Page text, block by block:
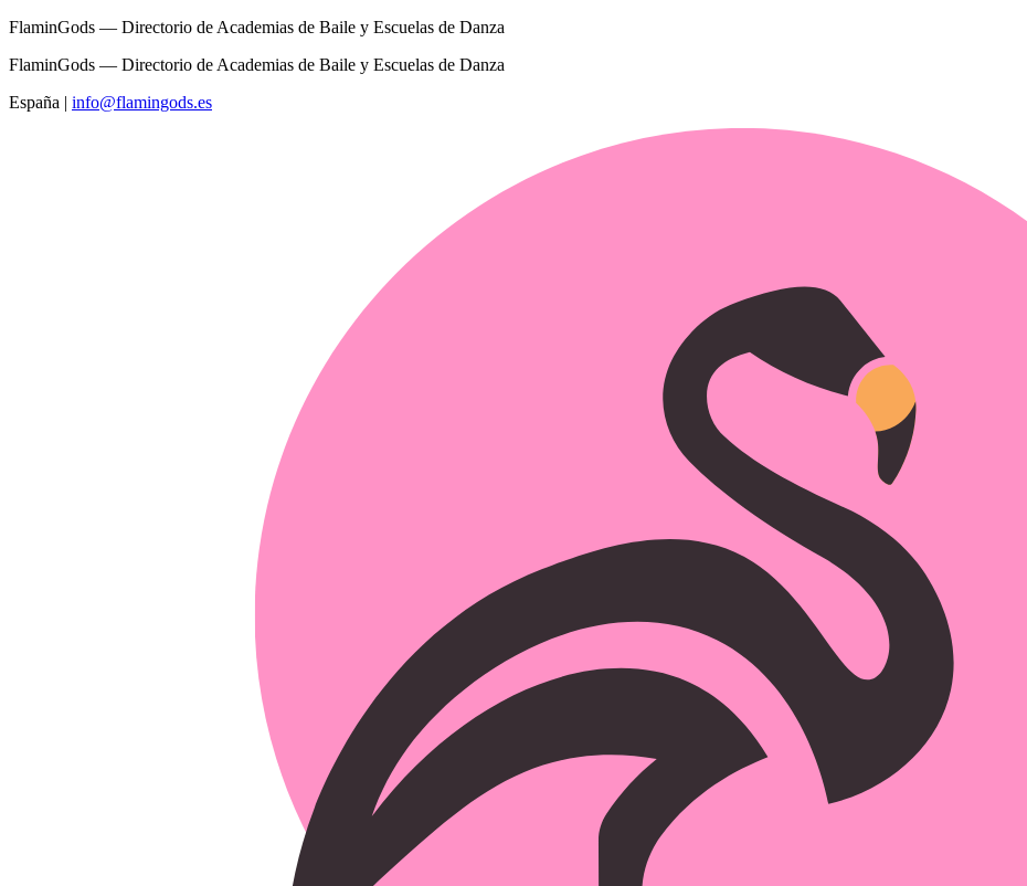
FlaminGods — Directorio de Academias de Baile y Escuelas de Danza
FlaminGods — Directorio de Academias de Baile y Escuelas de Danza
España | info@flamingods.es